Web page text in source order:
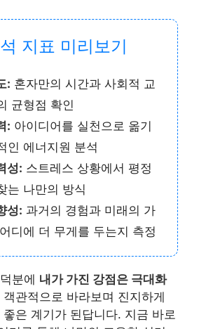
지표 미리보기
: 혼자만의 시간과 사회적 교
균형점 확인
: 아이디어를 실천으로 옮기
인 에너지원 분석
성: 스트레스 상황에서 평정
는 나만의 방식
성: 과거의 경험과 미래의 가
디에 더 무게를 두는지 측정
분에 내가 가진 강점은 극대화
관적으로 바라보며 진지하게
은 계기가 된답니다. 지금 바로